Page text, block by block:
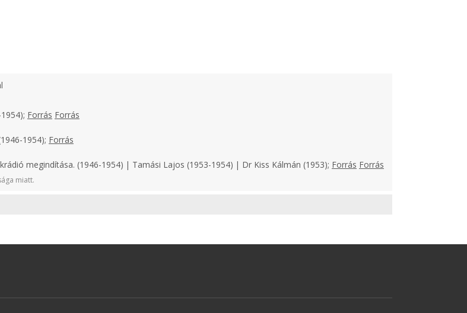
Forrás Forrás
1954); Forrás
megindítása. (1946-1954) | Tamási Lajos (1953-1954) | Dr Kiss Kálmán (1953); Forrás Forrás
miatt.